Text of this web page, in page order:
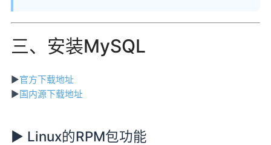
三、安装MySQL
►官方下载地址
►国内源下载地址
► Linux的RPM包功能